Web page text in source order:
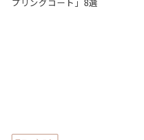
プリングコート」8選